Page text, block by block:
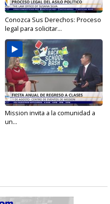
Conozca Sus Derechos: Proceso
legal para solicitar...
Mission invita a la comunidad a
un...